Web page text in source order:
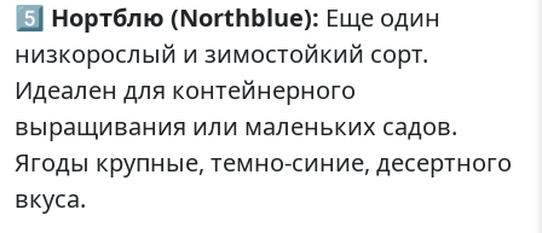
5️⃣ Нортблю (Northblue): Еще один
низкорослый и зимостойкий сорт.
Идеален для контейнерного
выращивания или маленьких садов.
Ягоды крупные, темно-синие, десертного
вкуса.